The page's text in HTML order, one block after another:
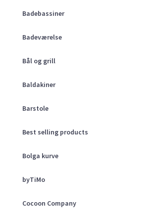
Badebassiner
Badeværelse
Bål og grill
Baldakiner
Barstole
Best selling products
Bolga kurve
byTiMo
Cocoon Company